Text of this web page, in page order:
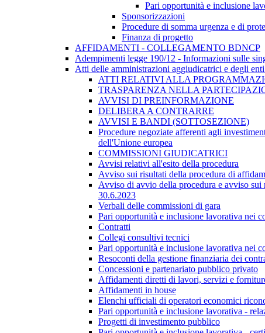
Pari opportunità e inclusione
Sponsorizzazioni
Procedure di somma urgenza e di
Finanza di progetto
AFFIDAMENTI - COLLEGAMENTO BDNCP
Adempimenti legge 190/12 - Informazioni sulle
Atti delle amministrazioni aggiudicatrici e degli
ATTI RELATIVI ALLA
TRASPARENZA NELLA
AVVISI DI PREINFORMAZIONE
DELIBERA A CONTRARRE
AVVISI E BANDI (SOTTOSEZIONE)
Procedure negoziate afferenti agli
dell'Unione europea
COMMISSIONI GIUDICATRICI
Avvisi relativi all'esito della procedura
Avviso sui risultati della procedura di
Avviso di avvio della procedura e avviso sui
30.6.2023
Verbali delle commissioni di gara
Pari opportunità e inclusione lavorativa nei
Contratti
Collegi consultivi tecnici
Pari opportunità e inclusione lavorativa nei
Resoconti della gestione finanziaria dei
Concessioni e partenariato pubblico privato
Affidamenti diretti di lavori, servizi e
Affidamenti in house
Elenchi ufficiali di operatori economici
Pari opportunità e inclusione lavorativa -
Progetti di investimento pubblico